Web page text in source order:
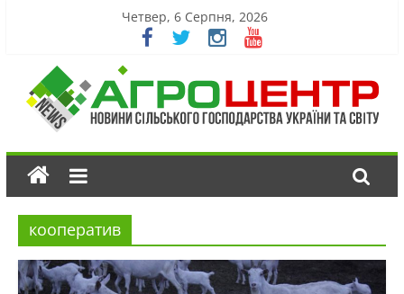
Четвер, 6 Серпня, 2026
кооператив